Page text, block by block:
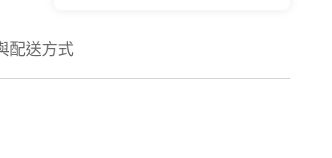
配送方式